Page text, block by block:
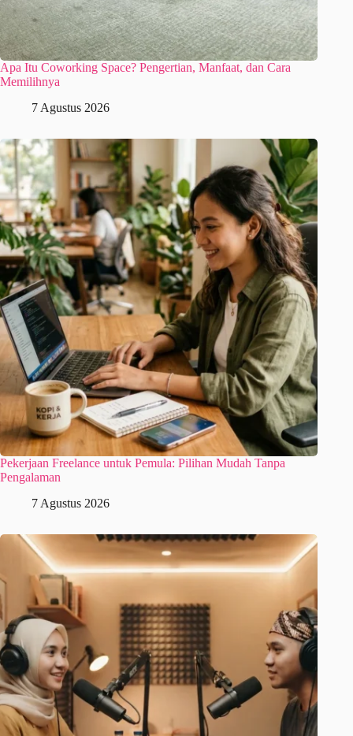
Apa Itu Coworking Space? Pengertian, Manfaat, dan Cara
Memilihnya
7 Agustus 2026
Pekerjaan Freelance untuk Pemula: Pilihan Mudah Tanpa
Pengalaman
7 Agustus 2026